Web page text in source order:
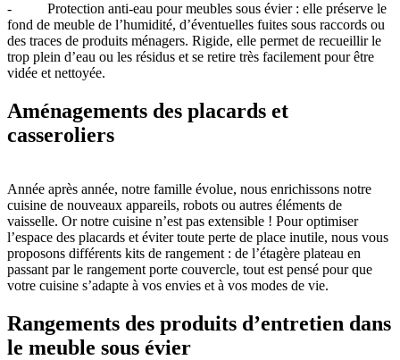
- Protection anti-eau pour meubles sous évier : elle préserve le
fond de meuble de l’humidité, d’éventuelles fuites sous raccords ou
des traces de produits ménagers. Rigide, elle permet de recueillir le
trop plein d’eau ou les résidus et se retire très facilement pour être
vidée et nettoyée.
Aménagements des placards et
casseroliers
Année après année, notre famille évolue, nous enrichissons notre
cuisine de nouveaux appareils, robots ou autres éléments de
vaisselle. Or notre cuisine n’est pas extensible ! Pour optimiser
l’espace des placards et éviter toute perte de place inutile, nous vous
proposons différents kits de rangement : de l’étagère plateau en
passant par le rangement porte couvercle, tout est pensé pour que
votre cuisine s’adapte à vos envies et à vos modes de vie.
Rangements des produits d’entretien dans
le meuble sous évier